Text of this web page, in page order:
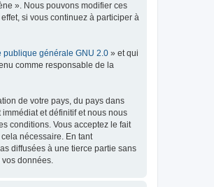
». Nous pouvons modifier ces
si vous continuez à participer à
publique générale GNU 2.0 » et qui
comme responsable de la
de votre pays, du pays dans
et définitif et nous nous
conditions. Vous acceptez le fait
nécessaire. En tant
diffusées à une tierce partie sans
données.